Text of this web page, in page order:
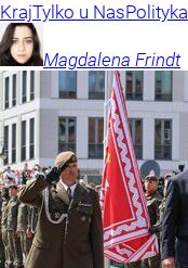
KrajTylko u NasPolityka
Magdalena Frindt